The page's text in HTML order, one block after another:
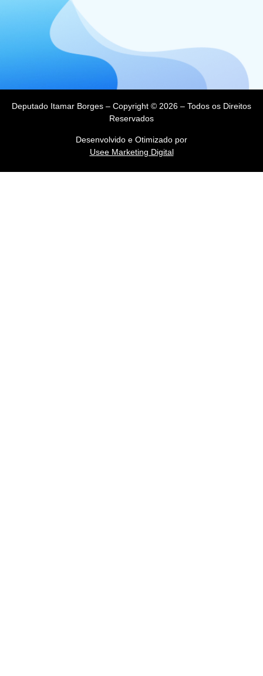
Deputado Itamar Borges – Copyright © 2026 – Todos os Direitos
Reservados
Desenvolvido e Otimizado por
Usee Marketing Digital